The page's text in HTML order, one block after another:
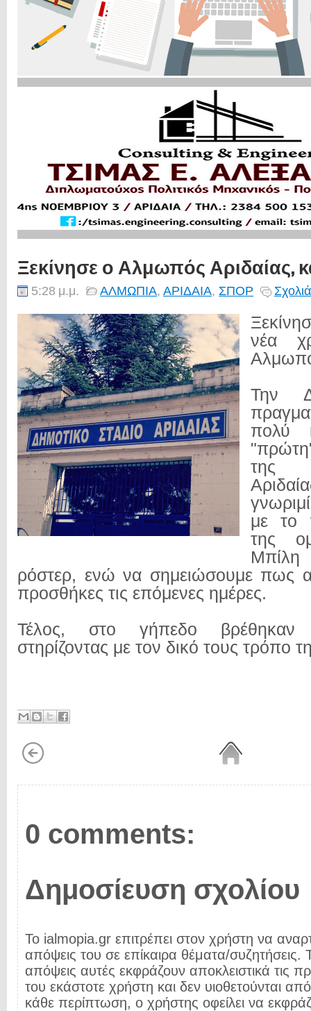
Ξεκίνησε ο Αλμωπός Αριδαίας,
5:28 μ.μ. ΑΛΜΩΠΙΑ, ΑΡΙΔΑΙΑ, ΣΠΟΡ
νέα
Την
πολύ
της
με το
της
Μπίλη
ρόστερ, ενώ να σημειώσουμε πως
προσθήκες τις επόμενες ημέρες.
Τέλος, στο γήπεδο βρέθηκαν
στηρίζοντας με τον δικό τους τρόπο
0 comments:
Δημοσίευση σχολίου
Το ialmopia.gr επιτρέπει στον χρήστη να
απόψεις του σε επίκαιρα θέματα/συζητήσεις.
απόψεις αυτές εκφράζουν αποκλειστικά τις
του εκάστοτε χρήστη και δεν υιοθετούνται
κάθε περίπτωση, ο χρήστης οφείλει να